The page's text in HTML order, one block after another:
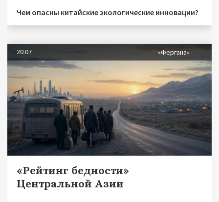
Чем опасны китайские экологические инновации?
20.07 «Фергана»
«Рейтинг бедности»
Центральной Азии